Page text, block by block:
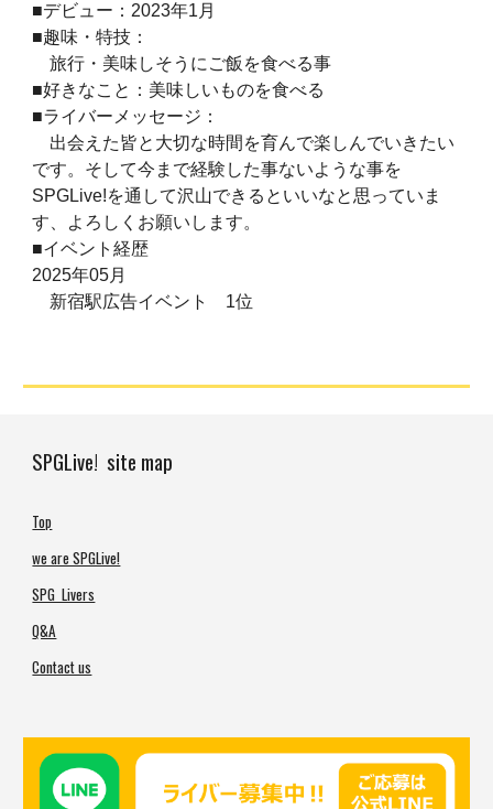
■デビュー：2023年1月
■趣味・特技：
旅行・美味しそうにご飯を食べる事
■好きなこと：美味しいものを食べる
■ライバーメッセージ：
出会えた皆と大切な時間を育んで楽しんでいきたい
です。そして今まで経験した事ないような事を
SPGLive!を通して沢山できるといいなと思っていま
す、よろしくお願いします。
■イベント経歴
2025年05月
新宿駅広告イベント 1位
SPGLive! site map
Top
we are SPGLive!
SPG Livers
Q&A
Contact us